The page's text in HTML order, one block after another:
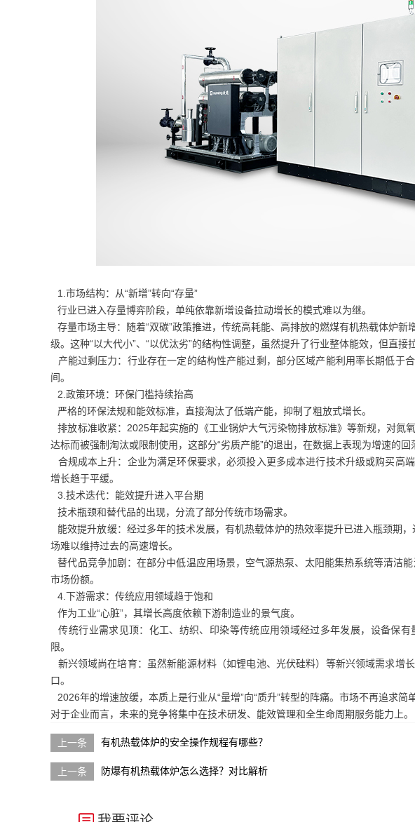
1.市场结构：从“新增”转向“存量”
行业已进入存量博弈阶段，单纯依靠新增设备拉动增长的模式难以为继。
存量市场主导：随着“双碳”政策推进，传统高耗能、高排放的燃煤有机热载体炉
级。这种“以大代小”、“以优汰劣”的结构性调整，虽然提升了行业整体能效，但直接
产能过剩压力：行业存在一定的结构性产能过剩，部分区域产能利用率长期低于
间。
2.政策环境：环保门槛持续抬高
严格的环保法规和能效标准，直接淘汰了低端产能，抑制了粗放式增长。
排放标准收紧：2025年起实施的《工业锅炉大气污染物排放标准》等新规，对氮
达标而被强制淘汰或限制使用，这部分“劣质产能”的退出，在数据上表现为增速的回
合规成本上升：企业为满足环保要求，必须投入更多成本进行技术升级或购买高
增长趋于平缓。
3.技术迭代：能效提升进入平台期
技术瓶颈和替代品的出现，分流了部分传统市场需求。
能效提升放缓：经过多年的技术发展，有机热载体炉的热效率提升已进入瓶颈期
场难以维持过去的高速增长。
替代品竞争加剧：在部分中低温应用场景，空气源热泵、太阳能集热系统等清洁
市场份额。
4.下游需求：传统应用领域趋于饱和
作为工业“心脏”，其增长高度依赖下游制造业的景气度。
传统行业需求见顶：化工、纺织、印染等传统应用领域经过多年发展，设备保
限。
新兴领域尚在培育：虽然新能源材料（如锂电池、光伏硅料）等新兴领域需求增
口。
2026年的增速放缓，本质上是行业从“量增”向“质升”转型的阵痛。市场不再追求
对于企业而言，未来的竞争将集中在技术研发、能效管理和全生命周期服务能力上。
有机热载体炉的安全操作规程有哪些？
防爆有机热载体炉怎么选择？对比解析